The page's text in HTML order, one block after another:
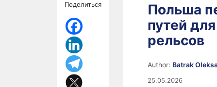
Поделиться
Польша
путей
рельсов
Author: Batrak
25.05.2026